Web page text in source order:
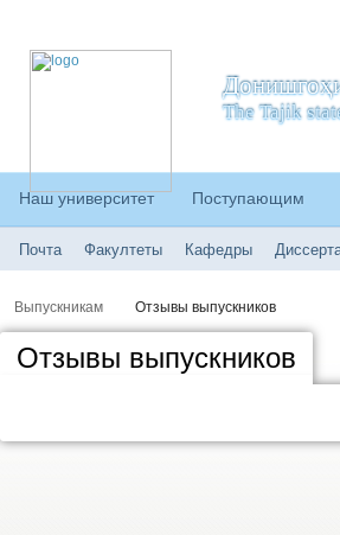
The Tajik
Наш университет Поступающим
Почта Факултеты Кафедры
Выпускникам Отзывы выпускников
Отзывы выпускников